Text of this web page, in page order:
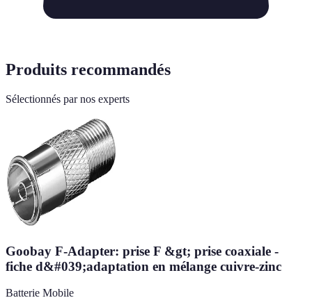
Produits recommandés
Sélectionnés par nos experts
Goobay F-Adapter: prise F &gt; prise coaxiale -
fiche d&#039;adaptation en mélange cuivre-zinc
Batterie Mobile